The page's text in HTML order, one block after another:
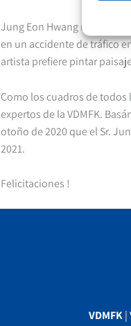
Jung Eon Hwang nació el
en un accidente de tráfico
artista prefiere pintar
Como los cuadros de
expertos de la VDMFK.
otoño de 2020 que el Sr.
2021.
Felicitaciones !
VDMFK|